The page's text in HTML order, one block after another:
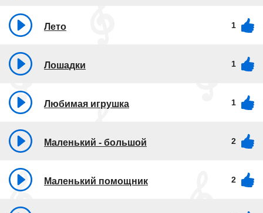
Лето 1
Лошадки 1
Любимая игрушка 1
Маленький - большой 2
Маленький помощник 2